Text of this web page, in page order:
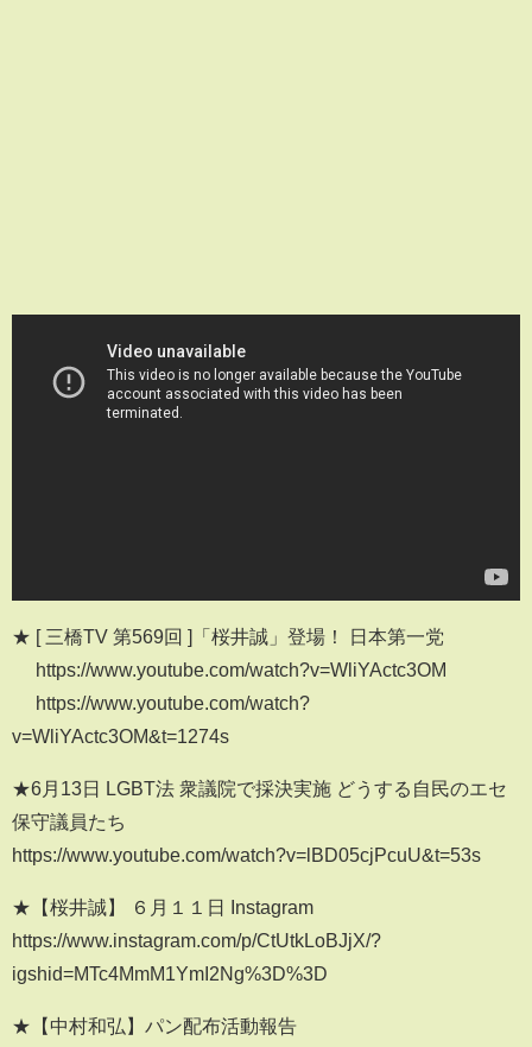
★ [ 三橋TV 第569回 ]「桜井誠」登場！ 日本第一党
https://www.youtube.com/watch?v=WliYActc3OM
https://www.youtube.com/watch?
v=WliYActc3OM&t=1274s
★6月13日 LGBT法 衆議院で採決実施 どうする自民のエセ
保守議員たち
https://www.youtube.com/watch?v=lBD05cjPcuU&t=53s
★【桜井誠】 ６月１１日 Instagram
https://www.instagram.com/p/CtUtkLoBJjX/?
igshid=MTc4MmM1YmI2Ng%3D%3D
★【中村和弘】パン配布活動報告